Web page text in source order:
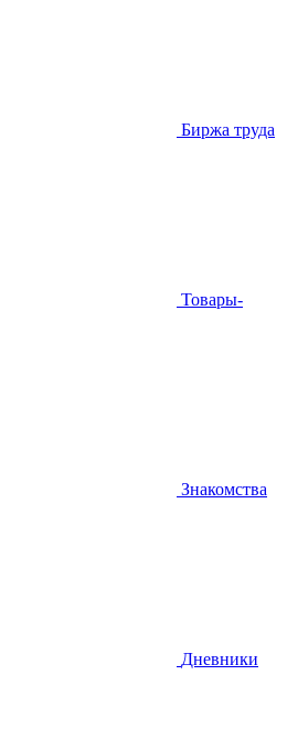
Биржа труда
Товары-
Знакомства
Дневники